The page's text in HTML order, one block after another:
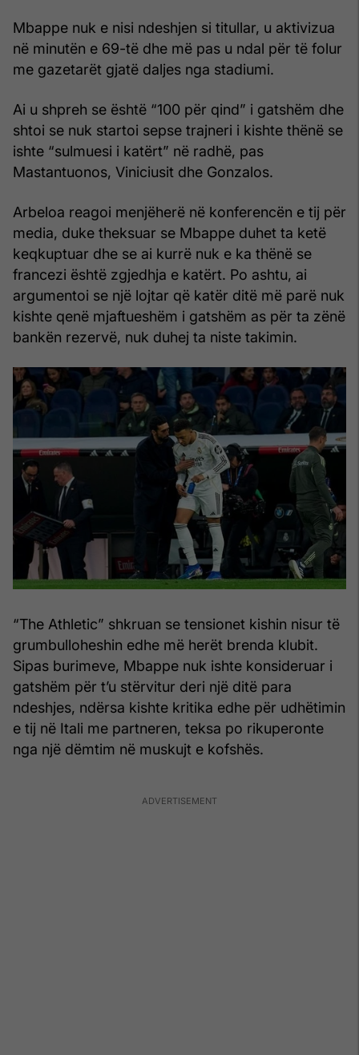
Mbappe nuk e nisi ndeshjen si titullar, u aktivizua
në minutën e 69-të dhe më pas u ndal për të folur
me gazetarët gjatë daljes nga stadiumi.
Ai u shpreh se është “100 për qind” i gatshëm dhe
shtoi se nuk startoi sepse trajneri i kishte thënë se
ishte “sulmuesi i katërt” në radhë, pas
Mastantuonos, Viniciusit dhe Gonzalos.
Arbeloa reagoi menjëherë në konferencën e tij për
media, duke theksuar se Mbappe duhet ta ketë
keqkuptuar dhe se ai kurrë nuk e ka thënë se
francezi është zgjedhja e katërt. Po ashtu, ai
argumentoi se një lojtar që katër ditë më parë nuk
kishte qenë mjaftueshëm i gatshëm as për ta zënë
bankën rezervë, nuk duhej ta niste takimin.
“The Athletic” shkruan se tensionet kishin nisur të
grumbulloheshin edhe më herët brenda klubit.
Sipas burimeve, Mbappe nuk ishte konsideruar i
gatshëm për t’u stërvitur deri një ditë para
ndeshjes, ndërsa kishte kritika edhe për udhëtimin
e tij në Itali me partneren, teksa po rikuperonte
nga një dëmtim në muskujt e kofshës.